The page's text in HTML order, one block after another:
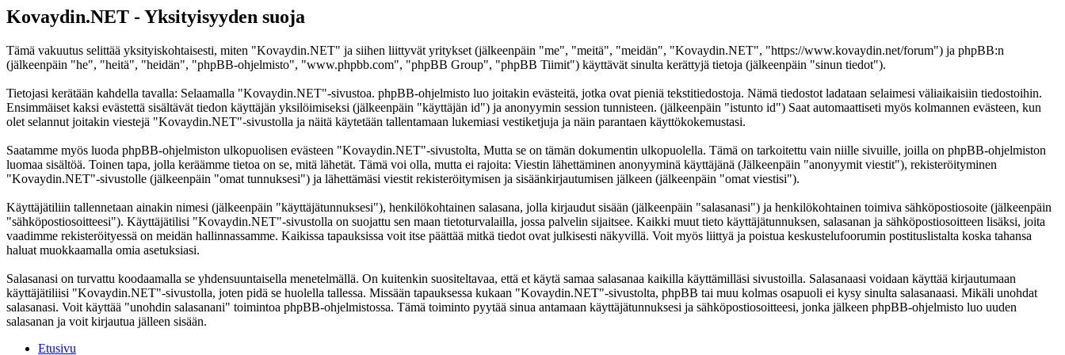
Kovaydin.NET - Yksityisyyden suoja
Tämä vakuutus selittää yksityiskohtaisesti, miten "Kovaydin.NET" ja siihen liittyvät yritykset (jälkeenpäin "me", "meitä", "meidän", "Kovaydin.NET", "https://www.kovaydin.net/forum") ja phpBB:n
(jälkeenpäin "he", "heitä", "heidän", "phpBB-ohjelmisto", "www.phpbb.com", "phpBB Group", "phpBB Tiimit") käyttävät sinulta kerättyjä tietoja (jälkeenpäin "sinun tiedot").
Tietojasi kerätään kahdella tavalla: Selaamalla "Kovaydin.NET"-sivustoa. phpBB-ohjelmisto luo joitakin evästeitä, jotka ovat pieniä tekstitiedostoja. Nämä tiedostot ladataan selaimesi väliaikaisiin tiedostoihin.
Ensimmäiset kaksi evästettä sisältävät tiedon käyttäjän yksilöimiseksi (jälkeenpäin "käyttäjän id") ja anonyymin session tunnisteen. (jälkeenpäin "istunto id") Saat automaattiseti myös kolmannen evästeen, kun
olet selannut joitakin viestejä "Kovaydin.NET"-sivustolla ja näitä käytetään tallentamaan lukemiasi vestiketjuja ja näin parantaen käyttökokemustasi.
Saatamme myös luoda phpBB-ohjelmiston ulkopuolisen evästeen "Kovaydin.NET"-sivustolta, Mutta se on tämän dokumentin ulkopuolella. Tämä on tarkoitettu vain niille sivuille, joilla on phpBB-ohjelmiston
luomaa sisältöä. Toinen tapa, jolla keräämme tietoa on se, mitä lähetät. Tämä voi olla, mutta ei rajoita: Viestin lähettäminen anonyyminä käyttäjänä (Jälkeenpäin "anonyymit viestit"), rekisteröityminen
"Kovaydin.NET"-sivustolle (jälkeenpäin "omat tunnuksesi") ja lähettämäsi viestit rekisteröitymisen ja sisäänkirjautumisen jälkeen (jälkeenpäin "omat viestisi").
Käyttäjätiliin tallennetaan ainakin nimesi (jälkeenpäin "käyttäjätunnuksesi"), henkilökohtainen salasana, jolla kirjaudut sisään (jälkeenpäin "salasanasi") ja henkilökohtainen toimiva sähköpostiosoite (jälkeenpäin
"sähköpostiosoitteesi"). Käyttäjätilisi "Kovaydin.NET"-sivustolla on suojattu sen maan tietoturvalailla, jossa palvelin sijaitsee. Kaikki muut tieto käyttäjätunnuksen, salasanan ja sähköpostiosoitteen lisäksi, joita
vaadimme rekisteröityessä on meidän hallinnassamme. Kaikissa tapauksissa voit itse päättää mitkä tiedot ovat julkisesti näkyvillä. Voit myös liittyä ja poistua keskustelufoorumin postituslistalta koska tahansa
haluat muokkaamalla omia asetuksiasi.
Salasanasi on turvattu koodaamalla se yhdensuuntaisella menetelmällä. On kuitenkin suositeltavaa, että et käytä samaa salasanaa kaikilla käyttämilläsi sivustoilla. Salasanaasi voidaan käyttää kirjautumaan
käyttäjätiliisi "Kovaydin.NET"-sivustolla, joten pidä se huolella tallessa. Missään tapauksessa kukaan "Kovaydin.NET"-sivustolta, phpBB tai muu kolmas osapuoli ei kysy sinulta salasanaasi. Mikäli unohdat
salasanasi. Voit käyttää "unohdin salasanani" toimintoa phpBB-ohjelmistossa. Tämä toiminto pyytää sinua antamaan käyttäjätunnuksesi ja sähköpostiosoitteesi, jonka jälkeen phpBB-ohjelmisto luo uuden
salasanan ja voit kirjautua jälleen sisään.
Etusivu